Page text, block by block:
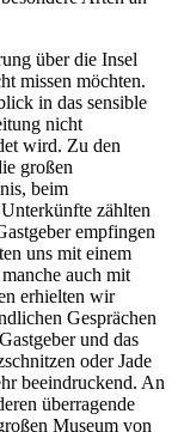
über die Insel
missen möchten.
in das sensible
nicht
wird. Zu den
großen
beim
zählten
empfingen
uns mit einem
auch mit
erhielten wir
Gesprächen
und das
oder Jade
beeindruckend. An
überragende
Museum von